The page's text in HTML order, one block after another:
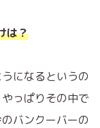
は？
になるというの
っぱりその中で
バンクーバーの